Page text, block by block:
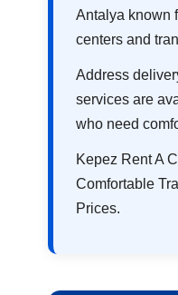
Antalya known
centers and
Address
services are
who need
Kepez Rent A
Comfortable
Prices.